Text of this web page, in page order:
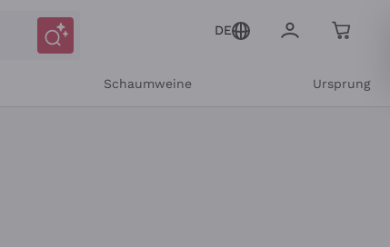
DE
Schaumweine Ursprung